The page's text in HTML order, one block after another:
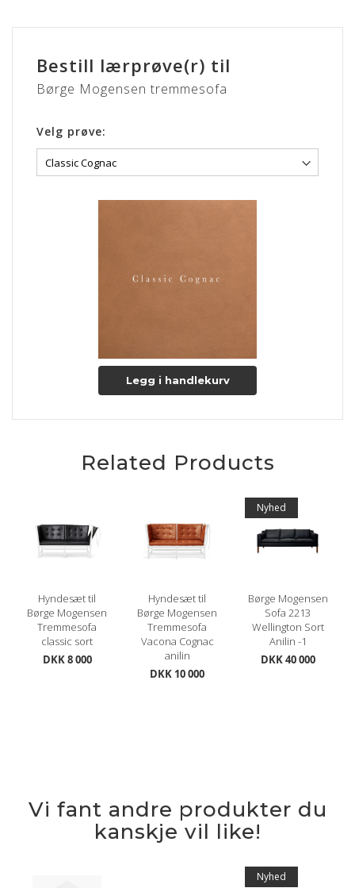
Bestill lærprøve(r) til
Børge Mogensen tremmesofa
Velg prøve:
Legg i handlekurv
Related Products
Hyndesæt til
Børge Mogensen
Tremmesofa
classic sort
DKK 8 000
Hyndesæt til
Børge Mogensen
Tremmesofa
Vacona Cognac
anilin
DKK 10 000
Nyhed
Børge Mogensen
Sofa 2213
Wellington Sort
Anilin -1
DKK 40 000
Vi fant andre produkter du
kanskje vil like!
Nyhed